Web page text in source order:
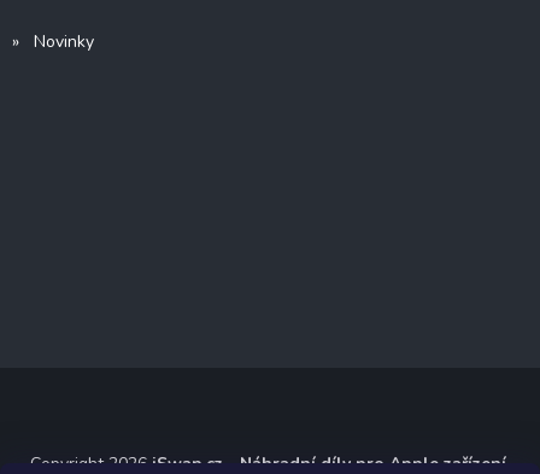
» Novinky
Copyright 2026 iSwap.cz - Náhradní díly pro Apple zařízení